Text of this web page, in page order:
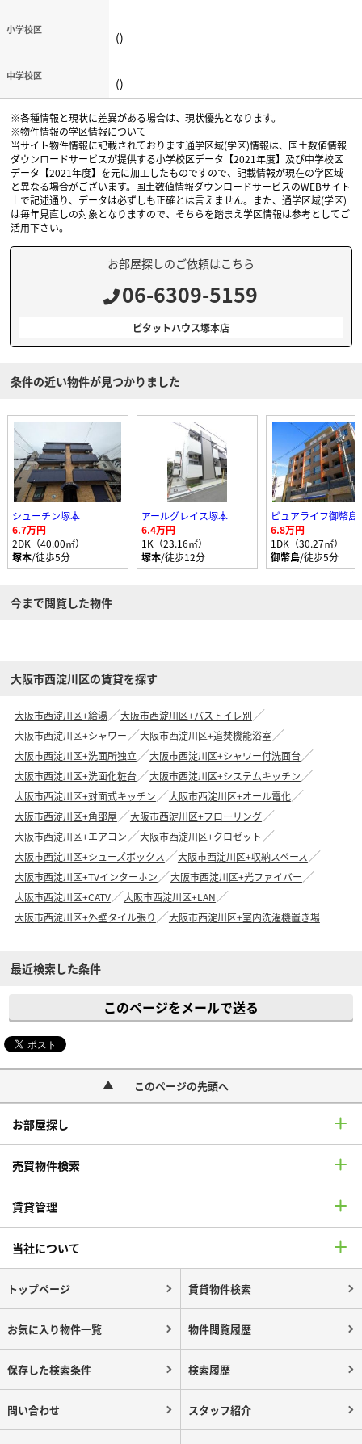
小学校区 ()
中学校区 ()
※各種情報と現状に差異がある場合は、現状優先となります。
※物件情報の学区情報について
当サイト物件情報に記載されております通学区域(学区)情報は、国土数値情報
ダウンロードサービスが提供する小学校区データ【2021年度】及び中学校区
データ【2021年度】を元に加工したものですので、記載情報が現在の学区域
と異なる場合がございます。国土数値情報ダウンロードサービスのWEBサイト
上で記述通り、データは必ずしも正確とは言えません。また、通学区域(学区)
は毎年見直しの対象となりますので、そちらを踏まえ学区情報は参考としてご
活用下さい。
お部屋探しのご依頼はこちら
06-6309-5159
ピタットハウス塚本店
条件の近い物件が見つかりました
シューチン塚本
6.7万円
2DK（40.00㎡）
塚本/徒歩5分
アールグレイス塚本
6.4万円
1K（23.16㎡）
塚本/徒歩12分
ピュアライフ御幣島
6.8万円
1DK（30.27㎡）
御幣島/徒歩5分
今まで閲覧した物件
大阪市西淀川区の賃貸を探す
大阪市西淀川区+給湯
大阪市西淀川区+バストイレ別
大阪市西淀川区+シャワー
大阪市西淀川区+追焚機能浴室
大阪市西淀川区+洗面所独立
大阪市西淀川区+シャワー付洗面台
大阪市西淀川区+洗面化粧台
大阪市西淀川区+システムキッチン
大阪市西淀川区+対面式キッチン
大阪市西淀川区+オール電化
大阪市西淀川区+角部屋
大阪市西淀川区+フローリング
大阪市西淀川区+エアコン
大阪市西淀川区+クロゼット
大阪市西淀川区+シューズボックス
大阪市西淀川区+収納スペース
大阪市西淀川区+TVインターホン
大阪市西淀川区+光ファイバー
大阪市西淀川区+CATV
大阪市西淀川区+LAN
大阪市西淀川区+外壁タイル張り
大阪市西淀川区+室内洗濯機置き場
最近検索した条件
このページをメールで送る
このページの先頭へ
お部屋探し
売買物件検索
賃貸管理
当社について
トップページ 賃貸物件検索
お気に入り物件一覧 物件閲覧履歴
保存した検索条件 検索履歴
問い合わせ スタッフ紹介